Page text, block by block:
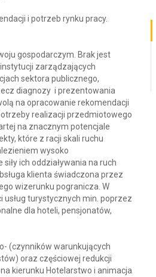
i potrzeb rynku pracy.
gospodarczym. Brak jest
zarządzających
sektora publicznego,
diagnozy i prezentowania
na opracowanie rekomendacji
realizacji przedmiotowego
na znacznym potencjale
które z racji skali ruchu
wysoko
ich oddziaływania na ruch
klienta świadczona przez
wizerunku pogranicza. W
turystycznych min. poprzez
dla hoteli, pensjonatów,
(czynników warunkujących
oraz częściowej redukcji
kierunku Hotelarstwo i animacja